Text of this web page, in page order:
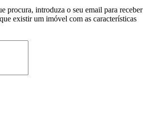
procura, introduza o seu email para receber
existir um imóvel com as características